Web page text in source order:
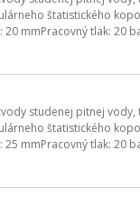
štatistického
mmPracovný tlak: 20
studenej pitnej
štatistického
mmPracovný tlak: 20